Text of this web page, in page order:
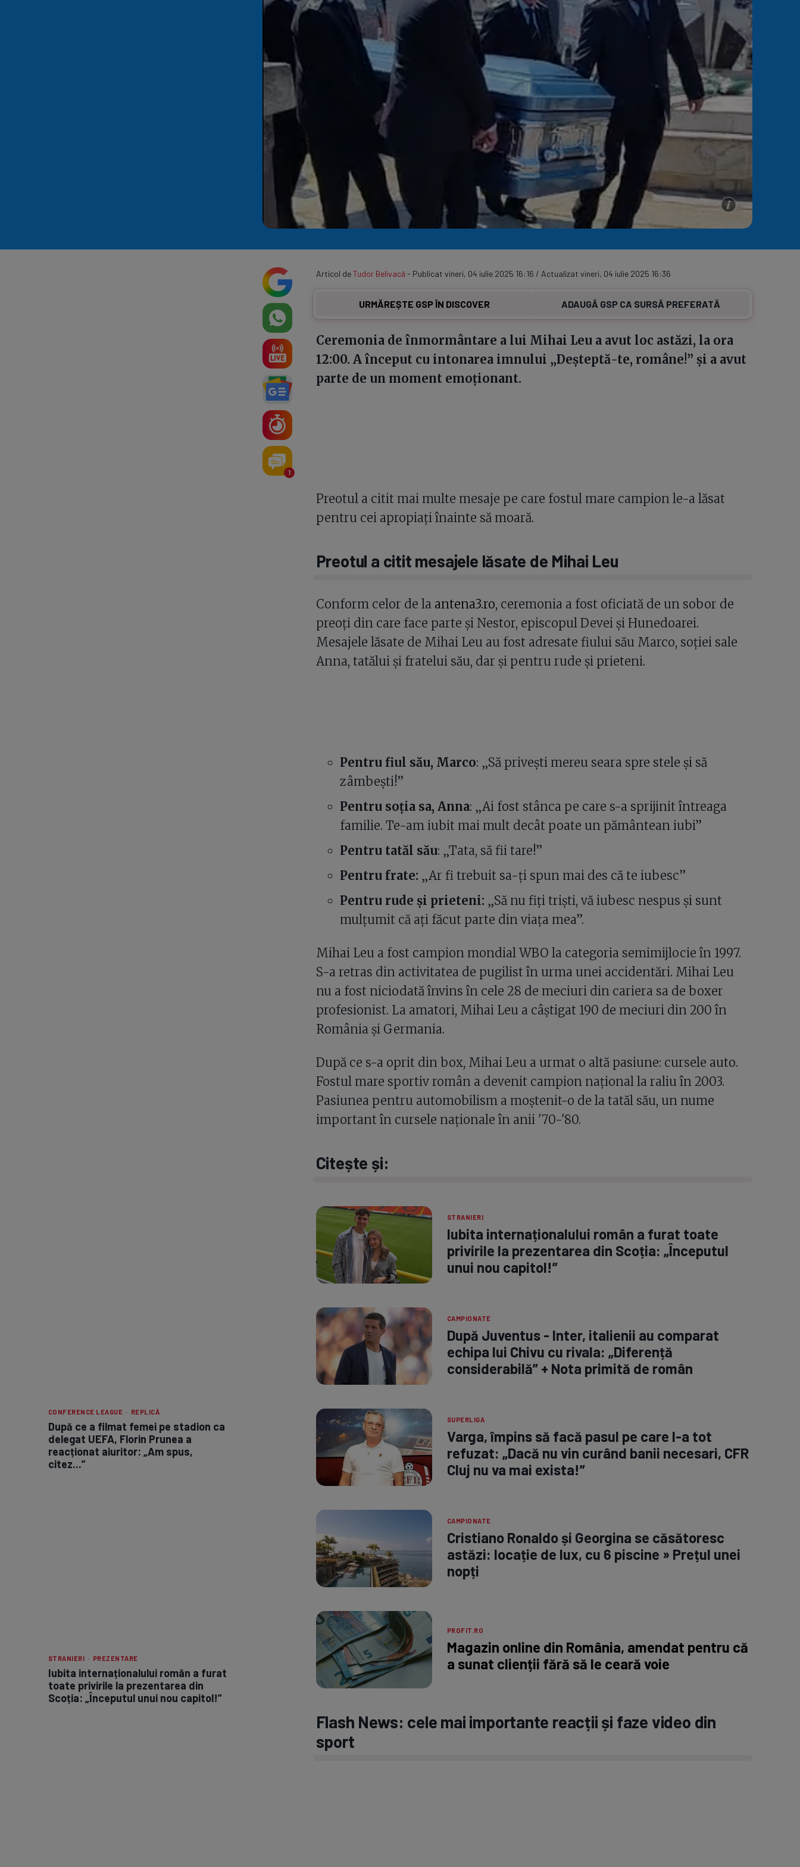
Serie A
Meciuri Clasament
Program TV
CONFERENCE LEAGUE · REPLICĂ
După ce a filmat femei pe stadion ca
delegat UEFA, Florin Prunea a
reacționat aiuritor: „Am spus,
citez...”
STRANIERI · PREZENTARE
Iubita internaționalului român a furat
toate privirile la prezentarea din
Scoția: „Începutul unui nou capitol!”
1
Articol deTudor Belivacă- Publicat vineri, 04 iulie 2025 16:16 / Actualizat vineri, 04 iulie 2025 16:36
URMĂREȘTE GSP ÎN DISCOVER ADAUGĂ GSP CA SURSĂ PREFERATĂ
Ceremonia de înmormântare a lui Mihai Leu a avut loc astăzi, la ora
12:00. A început cu intonarea imnului „Deșteptă-te, române!” și a avut
parte de un moment emoționant.
Preotul a citit mai multe mesaje pe care fostul mare campion le-a lăsat
pentru cei apropiați înainte să moară.
Preotul a citit mesajele lăsate de Mihai Leu
Conform celor de la antena3.ro, ceremonia a fost oficiată de un sobor de
preoți din care face parte și Nestor, episcopul Devei și Hunedoarei.
Mesajele lăsate de Mihai Leu au fost adresate fiului său Marco, soției sale
Anna, tatălui și fratelui său, dar și pentru rude și prieteni.
Pentru fiul său, Marco: „Să privești mereu seara spre stele și să
zâmbești!”
Pentru soția sa, Anna: „Ai fost stânca pe care s-a sprijinit întreaga
familie. Te-am iubit mai mult decât poate un pământean iubi”
Pentru tatăl său: „Tata, să fii tare!”
Pentru frate: „Ar fi trebuit sa-ți spun mai des că te iubesc”
Pentru rude și prieteni: „Să nu fiți triști, vă iubesc nespus și sunt
mulțumit că ați făcut parte din viața mea”.
Mihai Leu a fost campion mondial WBO la categoria semimijlocie în 1997.
S-a retras din activitatea de pugilist în urma unei accidentări. Mihai Leu
nu a fost niciodată învins în cele 28 de meciuri din cariera sa de boxer
profesionist. La amatori, Mihai Leu a câștigat 190 de meciuri din 200 în
România și Germania.
După ce s-a oprit din box, Mihai Leu a urmat o altă pasiune: cursele auto.
Fostul mare sportiv român a devenit campion național la raliu în 2003.
Pasiunea pentru automobilism a moștenit-o de la tatăl său, un nume
important în cursele naționale în anii '70-'80.
Citește și:
STRANIERI
Iubita internaționalului român a furat toate
privirile la prezentarea din Scoția: „Începutul
unui nou capitol!”
CAMPIONATE
După Juventus - Inter, italienii au comparat
echipa lui Chivu cu rivala: „Diferență
considerabilă” + Nota primită de român
SUPERLIGA
Varga, împins să facă pasul pe care l-a tot
refuzat: „Dacă nu vin curând banii necesari, CFR
Cluj nu va mai exista!”
CAMPIONATE
Cristiano Ronaldo și Georgina se căsătoresc
astăzi: locație de lux, cu 6 piscine » Prețul unei
nopți
PROFIT.RO
Magazin online din România, amendat pentru că
a sunat clienții fără să le ceară voie
Flash News: cele mai importante reacții și faze video din
sport